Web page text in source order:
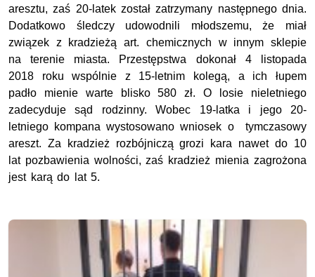
aresztu, zaś 20-latek został zatrzymany następnego dnia.
Dodatkowo śledczy udowodnili młodszemu, że miał
związek z kradzieżą art. chemicznych w innym sklepie
na terenie miasta. Przestępstwa dokonał 4 listopada
2018 roku wspólnie z 15-letnim kolegą, a ich łupem
padło mienie warte blisko 580 zł. O losie nieletniego
zadecyduje sąd rodzinny. Wobec 19-latka i jego 20-
letniego kompana wystosowano wniosek o tymczasowy
areszt. Za kradzież rozbójniczą grozi kara nawet do 10
lat pozbawienia wolności, zaś kradzież mienia zagrożona
jest karą do lat 5.